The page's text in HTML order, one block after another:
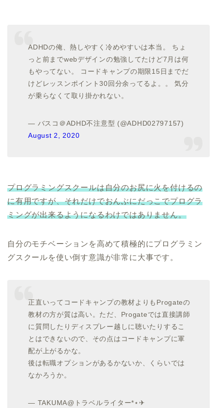
ADHDの俺、熱しやすく冷めやすいは本当。 ちょ
っと前までwebデザインの勉強してたけど7月は何
もやってない。 コードキャンプの期限15日までだ
けどレッスンポイント30回分余ってるよ。。 気分
が乗らなくて取り掛かれない。
— バスコ＠ADHD不注意型 (@ADHD02797157)
August 2, 2020
プログラミングスクールは自分のお尻に火を付けるの
に有用ですが、それだけでおんぶにだっこでプログラ
ミングが出来るようになるわけではありません。
自分のモチベーションを高めて積極的にプログラミン
グスクールを使い倒す意識が非常に大事です。
正直いってコードキャンプの教材よりもProgateの
教材の方が質は高い。ただ、Progateでは直接講師
に質問したりディスプレー越しに聴いたりするこ
とはできないので、その点はコードキャンプに軍
配が上がるかな。
後は転職オプションがあるかないか、くらいでは
なかろうか。
— TAKUMA@トラベルライター*⋆✈